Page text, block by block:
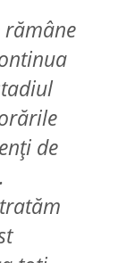
rămâne
de